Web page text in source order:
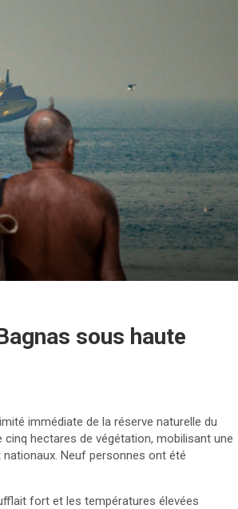
sous haute
immédiate de la réserve naturelle du
cinq hectares de végétation, mobilisant une
Neuf personnes ont été
fort et les températures élevées